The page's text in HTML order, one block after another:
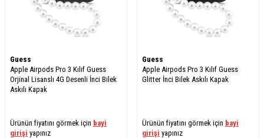
Guess
Apple Airpods Pro 3 Kılıf Guess
Orjinal Lisanslı 4G Desenli İnci Bilek
Askılı Kapak
Ürünün fiyatını görmek için bayi
girişi yapınız
Guess
Apple Airpods Pro 3 Kılıf Guess
Glitter İnci Bilek Askılı Kapak
Ürünün fiyatını görmek için bayi
girişi yapınız